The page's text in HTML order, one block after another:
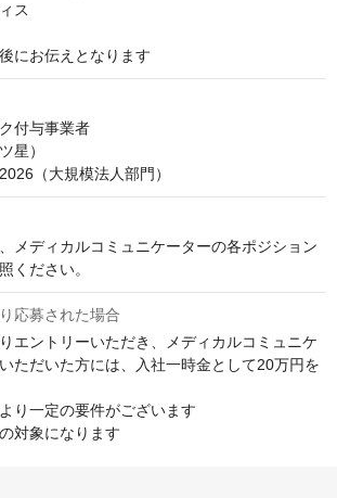
ス
にお伝えとなります
付与事業者
星）
（大規模法人部門）
メディカルコミュニケーターの各ポジション
ください。
応募された場合
エントリーいただき、メディカルコミュニケ
ただいた方には、入社一時金として20万円を
り一定の要件がございます
対象になります